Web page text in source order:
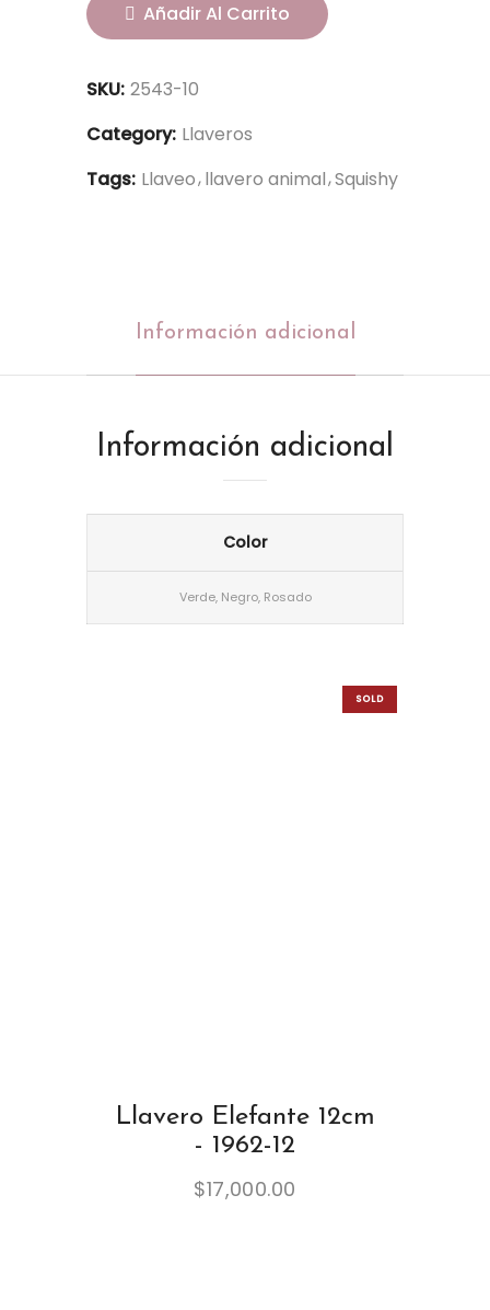
Añadir Al Carrito
SKU: 2543-10
Category: Llaveros
Tags: Llaveo llavero animal Squishy
Información adicional
Información adicional
Color
Verde, Negro, Rosado
SOLD
Llavero Elefante 12cm
- 1962-12
$17,000.00